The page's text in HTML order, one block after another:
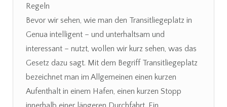
Regeln
Bevor wir sehen, wie man den Transitliegeplatz in
Genua intelligent – und unterhaltsam und
interessant – nutzt, wollen wir kurz sehen, was das
Gesetz dazu sagt. Mit dem Begriff Transitliegeplatz
bezeichnet man im Allgemeinen einen kurzen
Aufenthalt in einem Hafen, einen kurzen Stopp